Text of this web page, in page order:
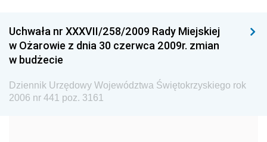
Dziennik Urzędowy Głównego Urzędu Miar
Dziennik Urzędowy Ministra Rolnictwa i Rozwoju Wsi
Sportu
Dziennik Urzędowy Ministra Edukacji i Nauki
Uchwała nr XXXVII/258/2009 Rady Miejskiej
w Ożarowie z dnia 30 czerwca 2009r. zmian
w budżecie
Dziennik Urzędowy Województwa Świętokrzyskiego rok
2006 nr 441 poz. 3161